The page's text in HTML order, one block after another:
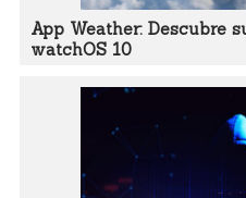
App Weather: Descubre
watchOS 10